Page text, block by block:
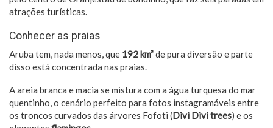
atrações turísticas.
Conhecer as praias
Aruba tem, nada menos, que 192 km²de pura diversão e parte
disso está concentrada nas praias.
A areia branca e macia se mistura com a água turquesa do mar
quentinho, o cenário perfeito para fotos instagramáveis entre
os troncos curvados das árvores Fofoti (Divi Divi trees) e os